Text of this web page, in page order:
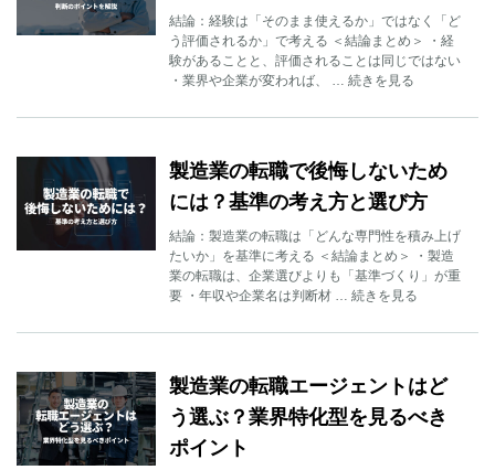
結論：経験は「そのまま使えるか」ではなく「ど
う評価されるか」で考える ＜結論まとめ＞ ・経
験があることと、評価されることは同じではない
・業界や企業が変われば、 … 続きを見る
製造業の転職で後悔しないため
には？基準の考え方と選び方
結論：製造業の転職は「どんな専門性を積み上げ
たいか」を基準に考える ＜結論まとめ＞ ・製造
業の転職は、企業選びよりも「基準づくり」が重
要 ・年収や企業名は判断材 … 続きを見る
製造業の転職エージェントはど
う選ぶ？業界特化型を見るべき
ポイント